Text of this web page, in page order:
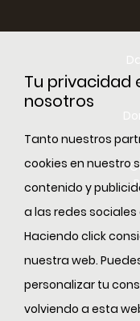
Tu privacidad
nosotros
Tanto nuestros
cookies en nuestro
contenido y
a las redes
Haciendo click
nuestra web.
personalizar tu
volviendo a esta